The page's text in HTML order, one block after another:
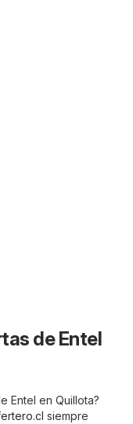
de Entel
Entel en Quillota?
siempre